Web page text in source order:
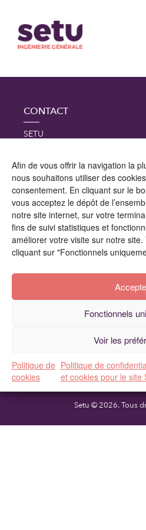
Afin de vous offrir la navigation la
nous souhaitons utiliser des
consentement. En cliquant sur le
vous acceptez le dépôt de
notre site internet, sur votre
fins de suivi statistiques et
améliorer votre visite sur notre
cliquant sur "Fonctionnels
Fonctionnels
Voir les
Politique de
cookies
Politique de
et cookies pour le site
CONTACT
SETU
Tél : 01 39 11 25 25
ILS NOUS FONT
Setu © 2026. Tous